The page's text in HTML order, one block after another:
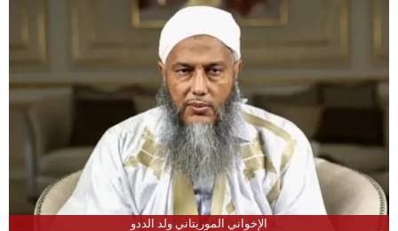
الإخواني الموريتاني ولد الددو